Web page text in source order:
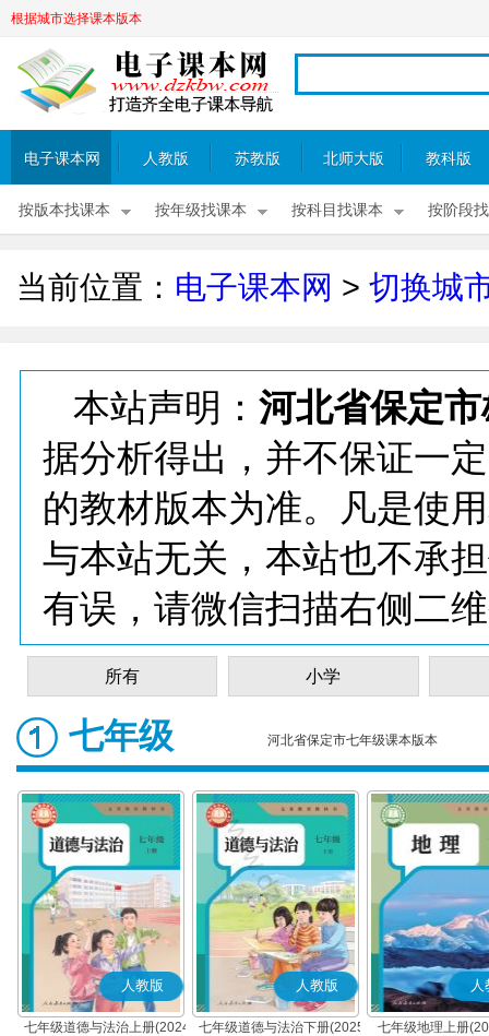
根据城市选择课本版本
电子课本网 人教版 苏教版 北师大版 教科版
按版本找课本 按年级找课本 按科目找课本 按阶段
当前位置： 电子课本网 > 切换城
本站声明： 河北省保定
据分析得出，并不保证一
的教材版本为准。凡是使
与本站无关，本站也不承
有误，请微信扫描右侧二
所有 小学
七年级 河北省保定市七年级课本版本
人教版
七年级道德与法治上册(2024
人教版
七年级道德与法治下册(2025
人
七年级地理上册